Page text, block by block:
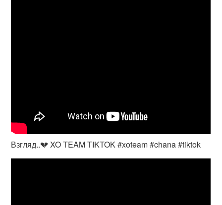
Взгляд..💔 XO TEAM TIKTOK #xoteam #chana #tiktok